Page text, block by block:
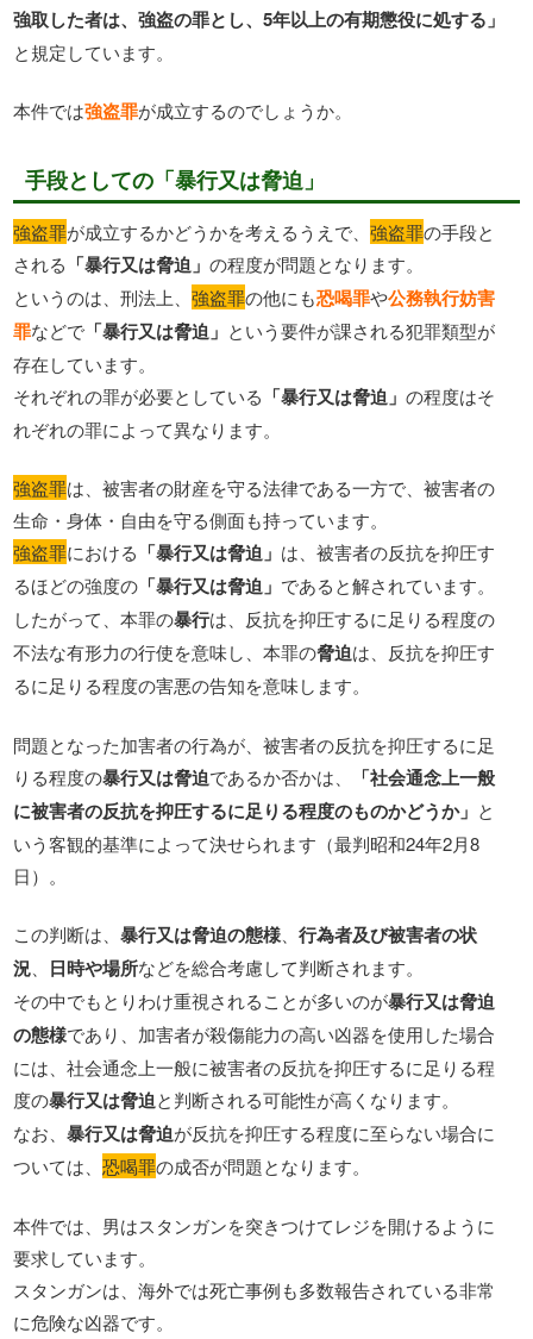
強取した者は、強盗の罪とし、5年以上の有期懲役に処する」
と規定しています。
本件では強盗罪が成立するのでしょうか。
手段としての「暴行又は脅迫」
強盗罪が成立するかどうかを考えるうえで、強盗罪の手段と
される 「暴行又は脅迫」の程度が問題となります。
というのは、刑法上、強盗罪の他にも恐喝罪や公務執行妨害
罪などで 「暴行又は脅迫」 という要件が課される犯罪類型が
存在しています。
それぞれの罪が必要としている 「暴行又は脅迫」の程度はそ
れぞれの罪によって異なります。
強盗罪は、被害者の財産を守る法律である一方で、被害者の
生命・身体・自由を守る側面も持っています。
強盗罪における 「暴行又は脅迫」 は、被害者の反抗を抑圧す
るほどの強度の 「暴行又は脅迫」 であると解されています。
したがって、本罪の暴行は、反抗を抑圧するに足りる程度の
不法な有形力の行使を意味し、本罪の脅迫は、反抗を抑圧す
るに足りる程度の害悪の告知を意味します。
問題となった加害者の行為が、被害者の反抗を抑圧するに足
りる程度の暴行又は脅迫であるか否かは、
「社会通念上一般
に被害者の反抗を抑圧するに足りる程度のものかどうか」 と
いう客観的基準によって決せられます（最判昭和24年2月8
日）。
この判断は、暴行又は脅迫の態様 、行為者及び被害者の状
況
日時や場所などを総合考慮して判断されます。
その中でもとりわけ重視されることが多いのが暴行又は脅迫
の態様であり、加害者が殺傷能力の高い凶器を使用した場合
には、社会通念上一般に被害者の反抗を抑圧するに足りる程
度の暴行又は脅迫と判断される可能性が高くなります。
なお、暴行又は脅迫が反抗を抑圧する程度に至らない場合に
ついては、恐喝罪の成否が問題となります。
本件では、男はスタンガンを突きつけてレジを開けるように
要求しています。
スタンガンは、海外では死亡事例も多数報告されている非常
に危険な凶器です。